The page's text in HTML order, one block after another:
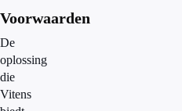
Voorwaarden
De
oplossing
die
Vitens